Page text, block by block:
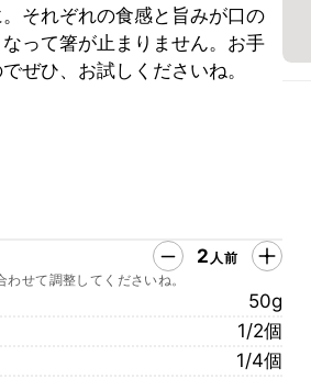
それぞれの食感と旨みが口の
って箸が止まりません。お手
ぜひ、お試しくださいね。
2 人前
せて調整してくださいね。
50g
1/2個
1/4個